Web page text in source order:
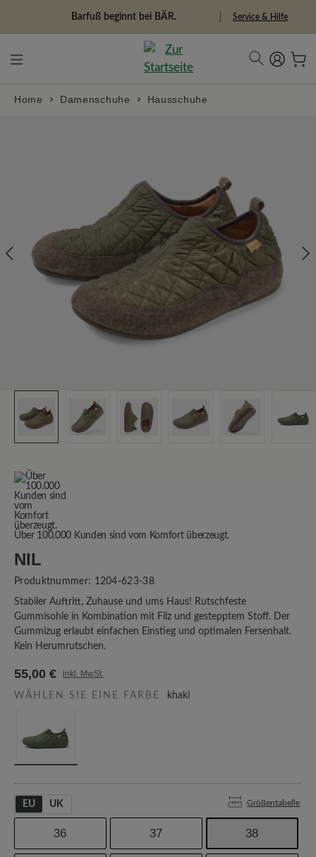
Freiheitspioniere Service & Hilfe
Home Damenschuhe Hausschuhe
Über 100.000 Kunden sind vom Komfort überzeugt.
NIL
Produktnummer: 1204-623-38
Stabiler Auftritt, Zuhause und ums Haus! Rutschfeste
Gummisohle in Kombination mit Filz und gestepptem Stoff. Der
Gummizug erlaubt einfachen Einstieg und optimalen Fersenhalt.
Kein Herumrutschen.
55,00 € inkl. MwSt.
WÄHLEN SIE EINE FARBE khaki
EU UK Größentabelle
36 37 38